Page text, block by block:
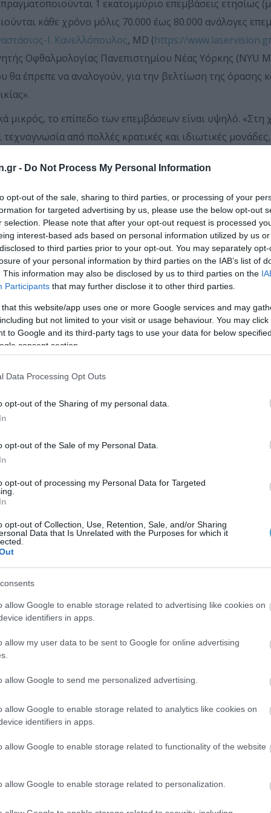
- Do Not Process My Personal Information
opt-out of the sale, sharing to third parties, or processing of your
for targeted advertising by us, please use the below opt-out
selection. Please note that after your opt-out request is processed
interest-based ads based on personal information utilized by us
to third parties prior to your opt-out. You may separately
of your personal information by third parties on the IAB’s list of
This information may also be disclosed by us to third parties on the
Participants that may further disclose it to other third parties.
that this website/app uses one or more Google services and may
but not limited to your visit or usage behaviour. You may
to Google and its third-party tags to use your data for below
consent section.
Data Processing Opt Outs
opt-out of the Sharing of my personal data.
opt-out of the Sale of my Personal Data.
opt-out of processing my Personal Data for Targeted
opt-out of Collection, Use, Retention, Sale, and/or Sharing
Data that Is Unrelated with the Purposes for which it
allow Google to enable storage related to advertising like cookies on
identifiers in apps.
allow my user data to be sent to Google for online advertising
allow Google to send me personalized advertising.
allow Google to enable storage related to analytics like cookies on
identifiers in apps.
allow Google to enable storage related to functionality of the website
allow Google to enable storage related to personalization.
1 εκατομμύριο επεμβάσεις ετησίως
κάθε χρόνο μόλις 70.000 έως 80.000 ανάλογες
Ι. Κανελλόπουλος, MD (https://
Οφθαλμολογίας Πανεπιστημίου Νέας Υόρκης (NYU
θα έπρεπε να αναλογούν, για την βελτίωση της όρασης
μικρός, το επίπεδο των επεμβάσεων είναι υψηλό.
τεχνογνωσία από πολλές κρατικές και ιδιωτικές
1-2 ωρών», τονίζει ο Δρ. Κανελλόπουλος. Και
της επέμβασης και από τα 2,5 χιλιοστά το έφερε
την παγκόσμια θέση που διατηρεί σε καινοτομίες».
δεδομένα γι’ αυτόν δεν είναι ευρέως γνωστά. Ο Δρ.
που βρίσκεται στο πρόσθιο τμήμα του, αρχίζει
διαγιγνώσκεται όταν το θόλωμα του φυσικού
σταδιακά στις ηλικίες άνω των 50 ετών.
στο κέντρο του οφθαλμικού φακού και σταδιακά
πυρηνικός καταρράκτης. Ένας άλλος τύπος είναι ο
του φυσικού οφθαλμικού φακού αντί για το κέντρο
του ματιού.
σε νεαρότερα άτομα, έπειτα από τραύμα ή
ακόμα και θεραπειών από το στόμα. Αυτός ο τύπος
που είναι πιθανό να διαφύγει της προσοχής του
ΜΕ ΚΑΤΑΡΡΆΚΤΗ.
καταρράκτη ή τον εκδηλώνει νωρίς στη ζωή του.
(ιδιαίτερα του χρωμοσώματος 11),
συγγενής καταρράκτης συνήθως γίνεται αντιληπτός
Όσο πιο νωρίς γίνει αντιληπτός και
«ΩΡΙΜΆΣΕΙ» ΓΙΑ ΝΑ ΧΕΙΡΟΥΡΓΗΘΕΊ.
λαμβάνεται με βάση τις επιπτώσεις του
που προσφέρει στον πάσχοντα πρέπει να
ότι συνήθως η οπτική ικανότητα αξιολογείται σε
ή όταν αντικρίζει έντονα φώτα κατά την οδήγηση το
(AAO) έχει θεσπίσει μερικά βασικά
τη νύκτα και την ενασχόληση με υπαίθριες
(π.χ. με πιο έντονο φωτισμό στο σπίτι, με
σε αυτά τα ερωτήματα δείξουν ότι ο καταρράκτης